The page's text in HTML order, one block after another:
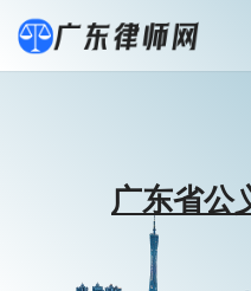
广东省公